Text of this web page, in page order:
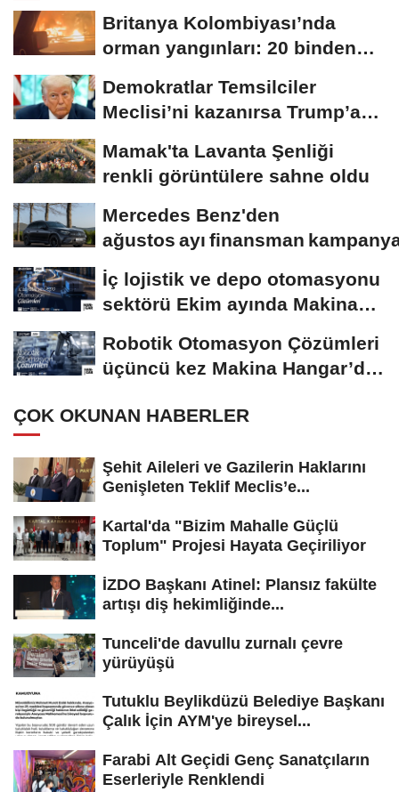
Britanya Kolombiyası’nda
orman yangınları: 20 binden
Demokratlar Temsilciler
Meclisi’ni kazanırsa Trump’a
Mamak'ta Lavanta Şenliği
renkli görüntülere sahne oldu
Mercedes Benz'den
ağustos ayı finansman
İç lojistik ve depo otomasyonu
sektörü Ekim ayında Makina
Robotik Otomasyon Çözümleri
üçüncü kez Makina Hangar’da
ÇOK OKUNAN HABERLER
Şehit Aileleri ve Gazilerin Haklarını
Genişleten Teklif Meclis’e...
Kartal'da "Bizim Mahalle Güçlü
Toplum" Projesi Hayata Geçiriliyor
İZDO Başkanı Atinel: Plansız fakülte
artışı diş hekimliğinde...
Tunceli'de davullu zurnalı çevre
yürüyüşü
Tutuklu Beylikdüzü Belediye Başkanı
Çalık İçin AYM'ye bireysel...
Farabi Alt Geçidi Genç Sanatçıların
Eserleriyle Renklendi